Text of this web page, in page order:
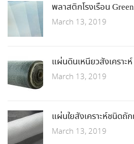
พลาสติกโรงเรือน
March 13, 2019
แผ่นดินเหนียวสังเคราะ
March 13, 2019
แผ่นใยสังเคราะห์ชนิดถั
March 13, 2019